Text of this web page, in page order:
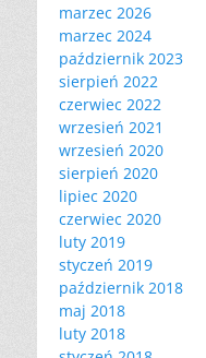
marzec 2026
marzec 2024
październik 2023
sierpień 2022
czerwiec 2022
wrzesień 2021
wrzesień 2020
sierpień 2020
lipiec 2020
czerwiec 2020
luty 2019
styczeń 2019
październik 2018
maj 2018
luty 2018